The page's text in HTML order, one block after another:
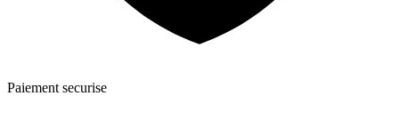
Paiement securise